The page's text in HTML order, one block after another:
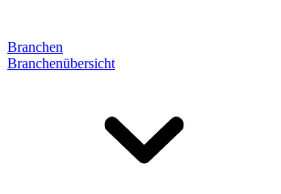
Branchen
Branchenübersicht